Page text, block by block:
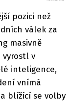
pozici než
válek za
masivně
vyrostl v
inteligence,
vnímá
blížící se volby